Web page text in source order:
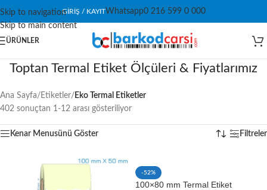
Skip to navigation
Skip to main content
GIRIŞ / KAYITWhatsapp0 216 599 0 000
ÜRÜNLER
Toptan Termal Etiket Ölçüleri & Fiyatlarımız
Ana Sayfa/ Etiketler/ Eko Termal Etiketler
402 sonuçtan 1-12 arası gösteriliyor
Kenar Menusünü Göster Filtreler
-52%
100×80 mm Termal Etiket